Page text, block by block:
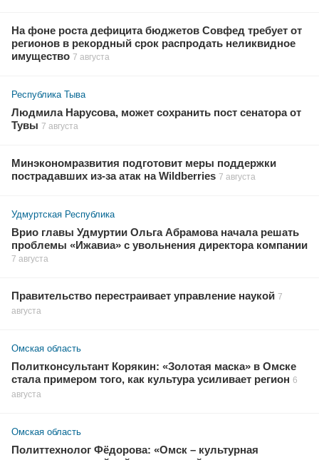
На фоне роста дефицита бюджетов Совфед требует от
регионов в рекордный срок распродать неликвидное
имущество 7 августа
Республика Тыва
Людмила Нарусова, может сохранить пост сенатора от
Тувы 7 августа
Минэкономразвития подготовит меры поддержки
пострадавших из-за атак на Wildberries 7 августа
Удмуртская Республика
Врио главы Удмуртии Ольга Абрамова начала решать
проблемы «Ижавиа» с увольнения директора компании
7 августа
Правительство перестраивает управление наукой 7
августа
Омская область
Политконсультант Корякин: «Золотая маска» в Омске
стала примером того, как культура усиливает регион 6
августа
Омская область
Политтехнолог Фёдорова: «Омск – культурная